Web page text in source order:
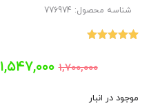
شناسه محصول: 776974
مشتری۱,۷۰۰,۰۰۰ قیمت
۱,۵۴۷,۰۰۰
موجود در انبار